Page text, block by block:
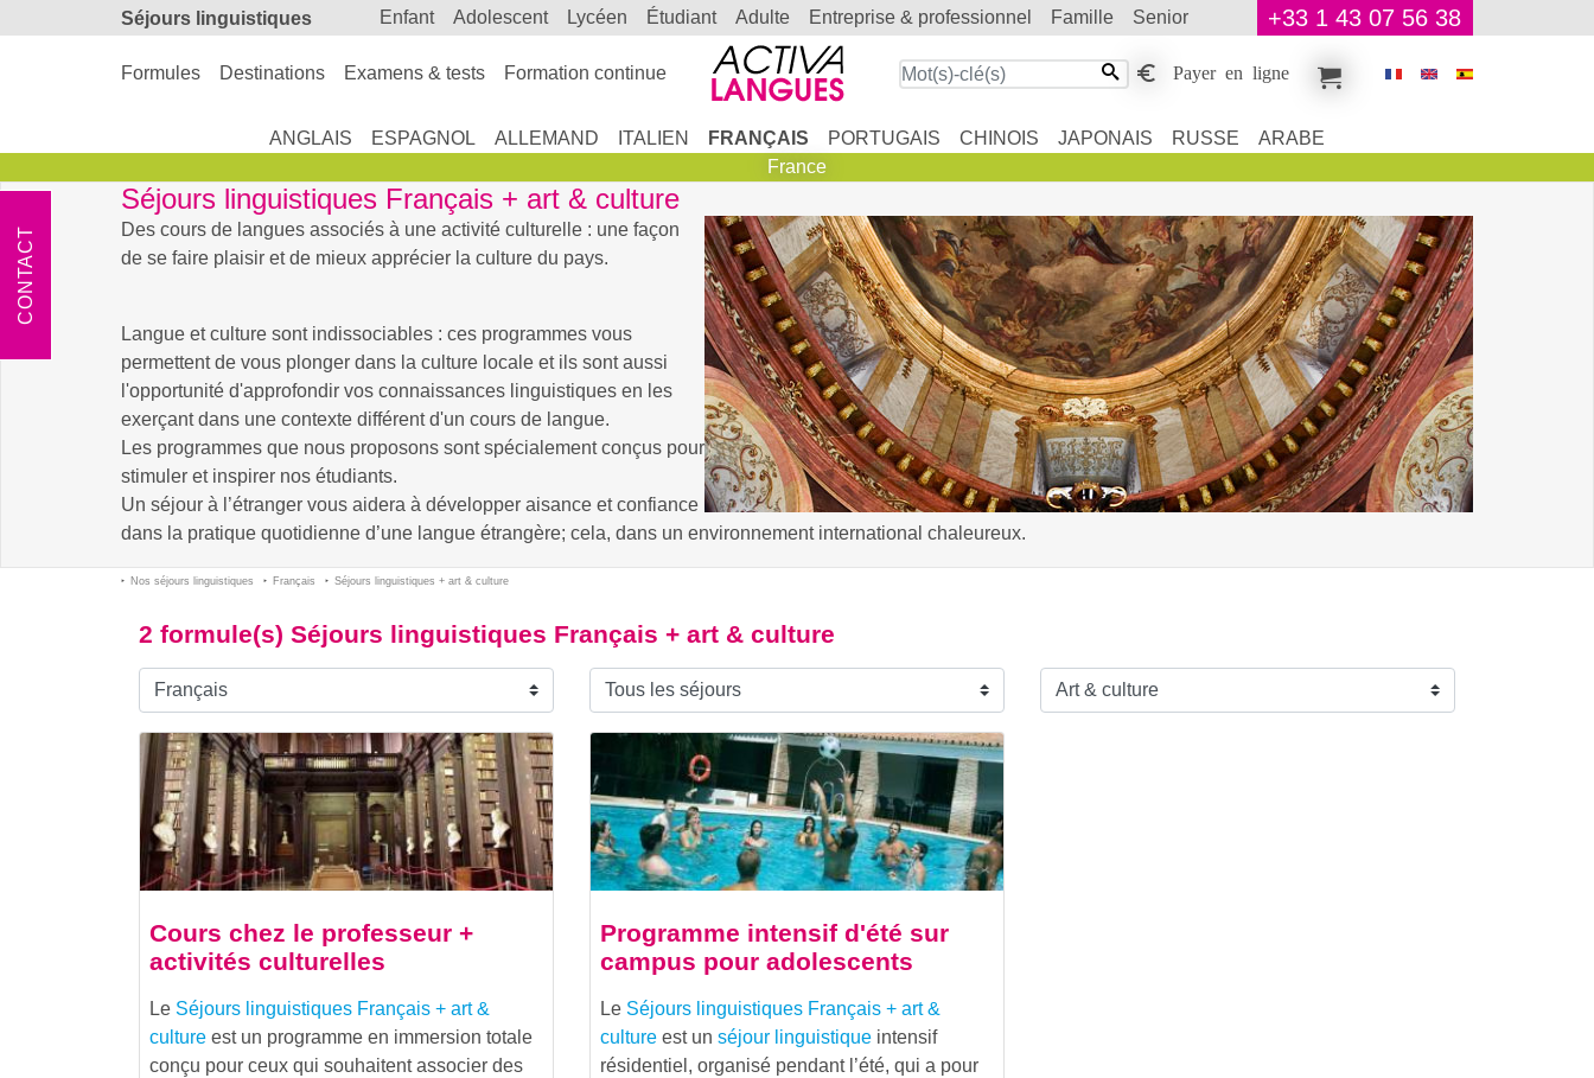
Séjours linguistiques enfant adolescent lycéen étudiant adulte entreprise & professionnel famille senior +33 1 43 07 56 38
Formules Destinations Examens & tests Formation continue Payer en ligne
ANGLAIS ESPAGNOL ALLEMAND ITALIEN FRANÇAIS PORTUGAIS CHINOIS JAPONAIS RUSSE
ARABE
France
Séjours linguistiques Français + art & culture
Des cours de langues associés à une activité culturelle : une façon
de se faire plaisir et de mieux apprécier la culture du pays.
Langue et culture sont indissociables : ces programmes vous
permettent de vous plonger dans la culture locale et ils sont aussi
l'opportunité d'approfondir vos connaissances linguistiques en les
exerçant dans une contexte différent d'un cours de langue.
Les programmes que nous proposons sont spécialement conçus pour
stimuler et inspirer nos étudiants.
Un séjour à l’étranger vous aidera à développer aisance et confiance
dans la pratique quotidienne d’une langue étrangère; cela, dans un environnement international chaleureux.
Nos séjours linguistiques Français Séjours linguistiques + art & culture
2 formule(s) Séjours linguistiques Français + art & culture
Cours chez le professeur +
activités culturelles
Le Séjours linguistiques Français + art &
culture est un programme en immersion totale
conçu pour ceux qui souhaitent associer des
Programme intensif d'été sur
campus pour adolescents
Le Séjours linguistiques Français + art &
culture est un séjour linguistiqueintensif
résidentiel, organisé pendant l’été, qui a pour
CONTACT